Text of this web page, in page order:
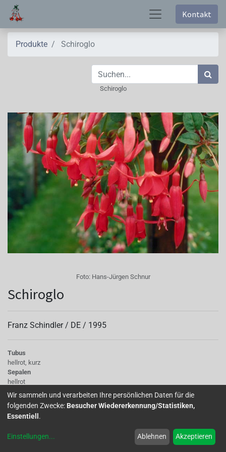
Kontakt
Produkte Schiroglo
Schiroglo
Foto: Hans-Jürgen Schnur
Schiroglo
Franz Schindler / DE / 1995
Tubus
hellrot, kurz
Sepalen
hellrot
Korolle/Petalen
rot
Knospe/Blüte
einfach, mittelgross
dunkelgrün
Wir sammeln und verarbeiten Ihre persönlichen Daten für die
folgenden Zwecke: Besucher Wiedererkennung/Statistiken,
Essentiell .
Einstellungen... Ablehnen Akzeptieren